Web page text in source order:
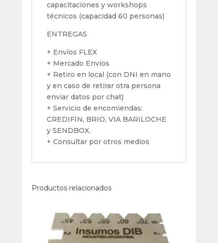
capacitaciones y workshops
técnicos (capacidad 60 personas)
ENTREGAS
+ Envíos FLEX
+ Mercado Envíos
+ Retiro en local (con DNI en mano
y en caso de retirar otra persona
enviar datos por chat)
+ Servicio de encomiendas:
CREDIFIN, BRIO, VIA BARILOCHE
y SENDBOX.
+ Consultar por otros medios
Productos relacionados